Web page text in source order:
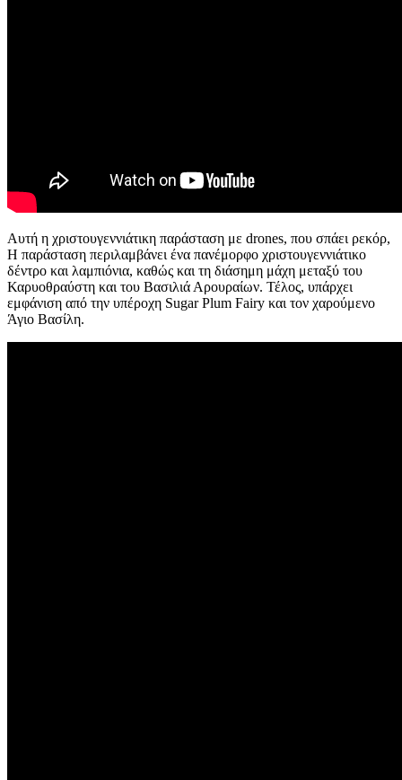
Αυτή η χριστουγεννιάτικη παράσταση με drones, που σπάει ρεκόρ,
Η παράσταση περιλαμβάνει ένα πανέμορφο χριστουγεννιάτικο
δέντρο και λαμπιόνια, καθώς και τη διάσημη μάχη μεταξύ του
Καρυοθραύστη και του Βασιλιά Αρουραίων. Τέλος, υπάρχει
εμφάνιση από την υπέροχη Sugar Plum Fairy και τον χαρούμενο
Άγιο Βασίλη.